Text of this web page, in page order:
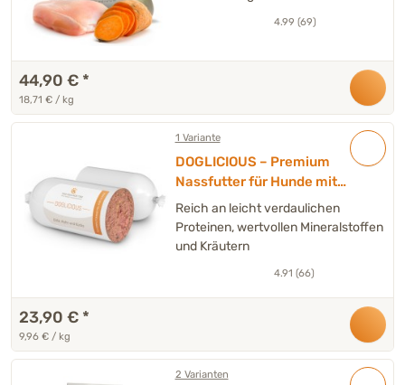
4.99 (69)
44,90 € *
18,71 € / kg
1 Variante
DOGLICIOUS – Premium
Nassfutter für Hunde mit
Ente, Huhn & Kürbis – Wurst 6
x 400 g
Reich an leicht verdaulichen
Proteinen, wertvollen Mineralstoffen
und Kräutern
4.91 (66)
23,90 € *
9,96 € / kg
2 Varianten